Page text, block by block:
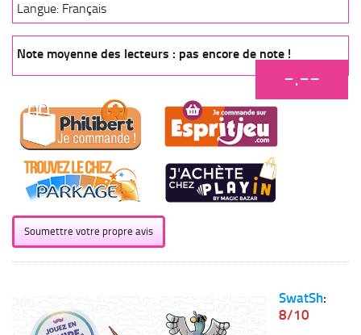
Langue: Français
Note moyenne des lecteurs : pas encore de note !
-.--
Soumettre votre propre avis
SwatSh:
8/10